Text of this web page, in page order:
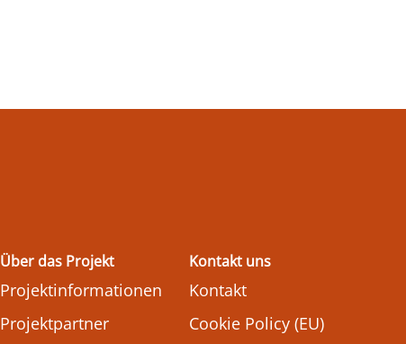
Über das Projekt
Projektinformationen
Projektpartner
Kontakt uns
Kontakt
Cookie Policy (EU)